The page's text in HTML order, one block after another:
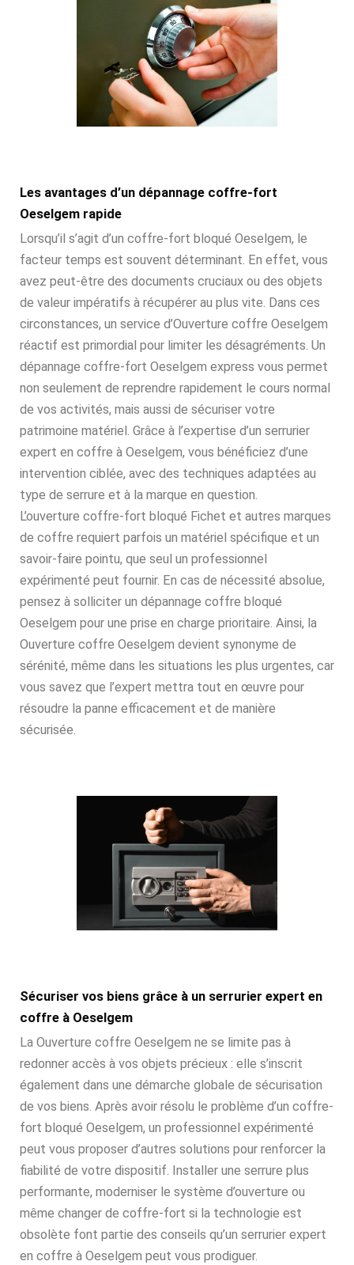
Les avantages d’un dépannage coffre-fort
Oeselgem rapide
Lorsqu’il s’agit d’un coffre-fort bloqué Oeselgem, le
facteur temps est souvent déterminant. En effet, vous
avez peut-être des documents cruciaux ou des objets
de valeur impératifs à récupérer au plus vite. Dans ces
circonstances, un service d’Ouverture coffre Oeselgem
réactif est primordial pour limiter les désagréments. Un
dépannage coffre-fort Oeselgem express vous permet
non seulement de reprendre rapidement le cours normal
de vos activités, mais aussi de sécuriser votre
patrimoine matériel. Grâce à l’expertise d’un serrurier
expert en coffre à Oeselgem, vous bénéficiez d’une
intervention ciblée, avec des techniques adaptées au
type de serrure et à la marque en question.
L’ouverture coffre-fort bloqué Fichet et autres marques
de coffre requiert parfois un matériel spécifique et un
savoir-faire pointu, que seul un professionnel
expérimenté peut fournir. En cas de nécessité absolue,
pensez à solliciter un dépannage coffre bloqué
Oeselgem pour une prise en charge prioritaire. Ainsi, la
Ouverture coffre Oeselgem devient synonyme de
sérénité, même dans les situations les plus urgentes, car
vous savez que l’expert mettra tout en œuvre pour
résoudre la panne efficacement et de manière
sécurisée.
Sécuriser vos biens grâce à un serrurier expert en
coffre à Oeselgem
La Ouverture coffre Oeselgem ne se limite pas à
redonner accès à vos objets précieux : elle s’inscrit
également dans une démarche globale de sécurisation
de vos biens. Après avoir résolu le problème d’un coffre-
fort bloqué Oeselgem, un professionnel expérimenté
peut vous proposer d’autres solutions pour renforcer la
fiabilité de votre dispositif. Installer une serrure plus
performante, moderniser le système d’ouverture ou
même changer de coffre-fort si la technologie est
obsolète font partie des conseils qu’un serrurier expert
en coffre à Oeselgem peut vous prodiguer.